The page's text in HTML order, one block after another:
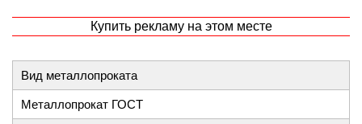
Купить рекламу на этом месте
Вид металлопроката
Металлопрокат ГОСТ